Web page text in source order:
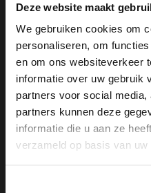
Deze website maakt
We gebruiken cookies om
personaliseren, om
en om ons websiteverkeer
informatie over uw gebruik
partners voor social
partners kunnen deze
informatie die u aan ze
verzameld op basis van
A post shared by Daniel
WELKOM BIJ
Ben je 24
Pas je advertentie
door te gaan